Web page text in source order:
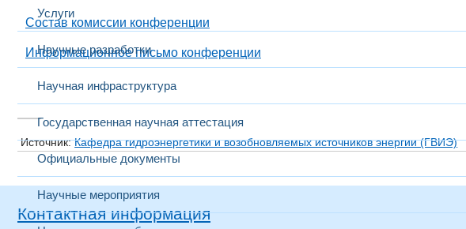
Услуги
Научные разработки
Научная инфраструктура
Государственная научная аттестация
Официальные документы
Научные мероприятия
Состав комиссии конференции
Информационное письмо конференции​
Источник:Кафедра гидроэнергетики и возобновляемых источников энергии (ГВИЭ)
Контактная информация